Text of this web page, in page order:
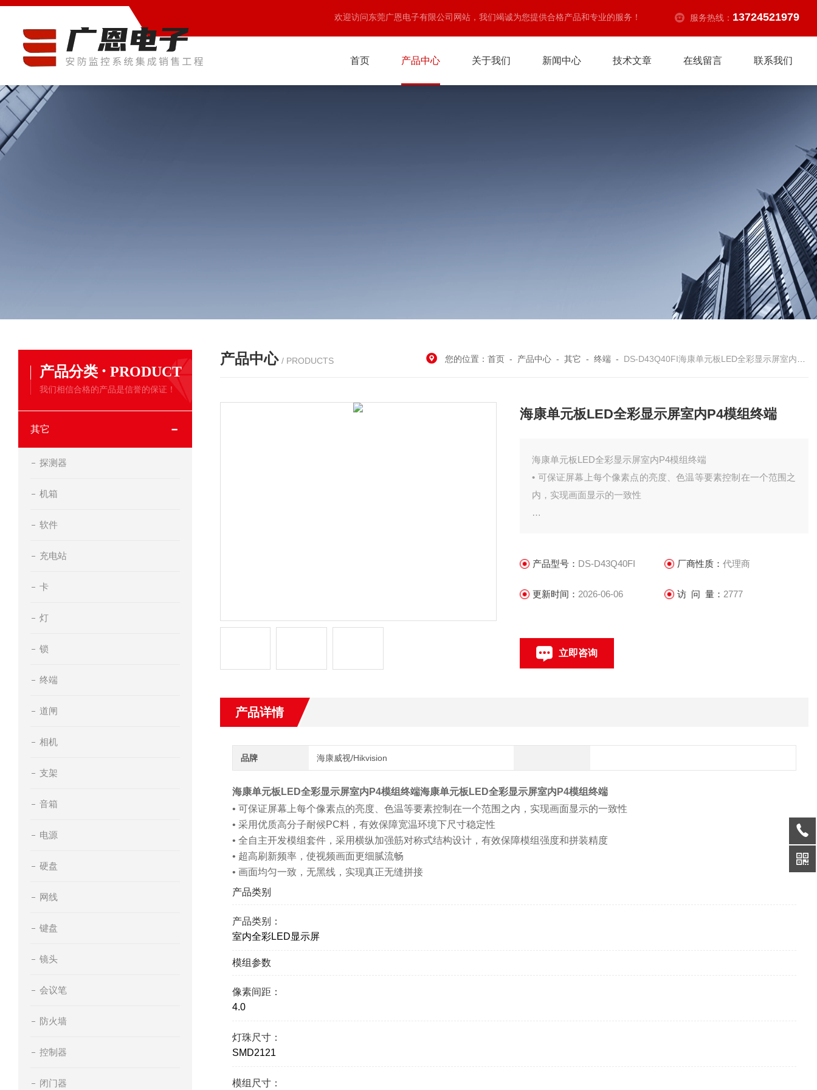
欢迎访问东莞广恩电子有限公司网站，我们竭诚为您提供合格产品和专业的服务！ 服务热线： 13724521979
首页 产品中心 关于我们 新闻中心 技术文章 在线留言 联系我们
产品分类 · PRODUCT
我们相信合格的产品是信誉的保证！
其它
探测器
机箱
软件
充电站
卡
灯
锁
终端
道闸
相机
支架
音箱
电源
硬盘
网线
键盘
镜头
会议笔
防火墙
控制器
闭门器
产品中心 / PRODUCTS 您的位置：首页 - 产品中心 -其它 -终端 - DS-D43Q40FI海康单元板LED全彩显示屏室内P4模组终端
海康单元板LED全彩显示屏室内P4模组终端
海康单元板LED全彩显示屏室内P4模组终端
• 可保证屏幕上每个像素点的亮度、色温等要素控制在一个范围之
内，实现画面显示的一致性
• 全自主开发模组套件，采用横纵加强筋对称式结构设计，有效保
• 画面均匀一致，无黑线，实现真正无缝拼接
产品型号： DS-D43Q40FI 厂商性质： 代理商
更新时间： 2026-06-06 访 问 量： 2777
立即咨询
产品详情
品牌 海康威视/Hikvision
海康单元板LED全彩显示屏室内P4模组终端海康单元板LED全彩显示屏室内P4模组终端
• 可保证屏幕上每个像素点的亮度、色温等要素控制在一个范围之内，实现画面显示的一致性
• 采用优质高分子耐候PC料，有效保障宽温环境下尺寸稳定性
• 全自主开发模组套件，采用横纵加强筋对称式结构设计，有效保障模组强度和拼装精度
• 超高刷新频率，使视频画面更细腻流畅
• 画面均匀一致，无黑线，实现真正无缝拼接
产品类别
产品类别：
室内全彩LED显示屏
模组参数
像素间距：
4.0
灯珠尺寸：
SMD2121
模组尺寸：